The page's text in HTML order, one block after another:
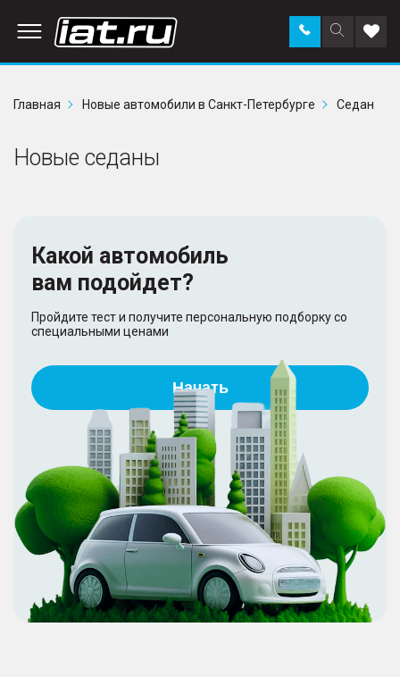
Поиск
по
Заказать
звонок в
Главная
Новые автомобили в Санкт-Петербурге Седан
Новые седаны
Какой автомобиль
вам подойдет?
Пройдите тест и получите персональную подборку со
специальными ценами
Начать